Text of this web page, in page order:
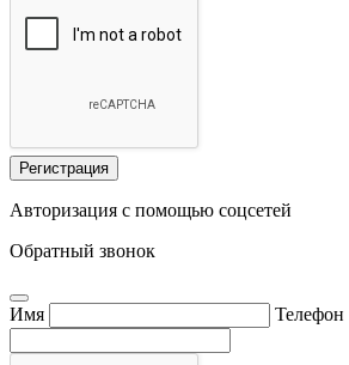
Регистрация
Авторизация с помощью соцсетей
Обратный звонок
Имя Телефон